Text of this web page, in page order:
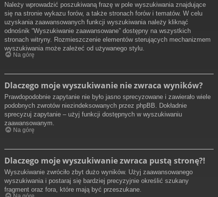
Należy wprowadzić poszukiwaną frazę w pole wyszukiwania znajdujące
się na stronie wykazu forów, a także stronach forów i tematów. W celu
uzyskania zaawansowanych funkcji wyszukiwania należy kliknąć
odnośnik “Wyszukiwanie zaawansowane” dostępny na wszystkich
stronach witryny. Rozmieszczenie elementów sterujących mechanizmem
wyszukiwania może zależeć od używanego stylu.
Na górę
Dlaczego moje wyszukiwanie nie zwraca wyników?
Prawdopodobnie zapytanie nie było jasno sprecyzowane i zawierało wiele
podobnych zwrotów niezindeksowanych przez phpBB. Dokładnie
sprecyzuj zapytanie – użyj funkcji dostępnych w wyszukiwaniu
zaawansowanym.
Na górę
Dlaczego moje wyszukiwanie zwraca pustą stronę?!
Wyszukiwanie zwróciło zbyt dużo wyników. Użyj zaawansowanego
wyszukiwania i postaraj się bardziej precyzyjnie określić szukany
fragment oraz fora, które mają być przeszukane.